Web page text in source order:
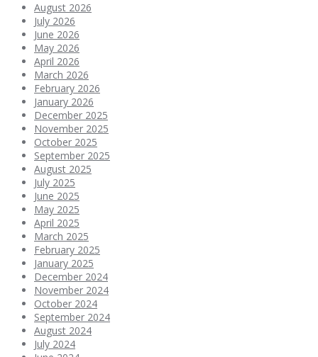
August 2026
July 2026
June 2026
May 2026
April 2026
March 2026
February 2026
January 2026
December 2025
November 2025
October 2025
September 2025
August 2025
July 2025
June 2025
May 2025
April 2025
March 2025
February 2025
January 2025
December 2024
November 2024
October 2024
September 2024
August 2024
July 2024